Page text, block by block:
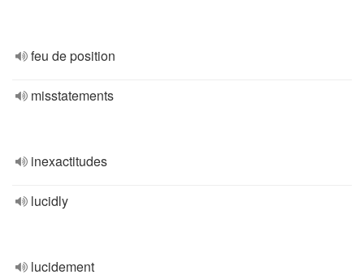
feu de position
misstatements
inexactitudes
lucidly
lucidement